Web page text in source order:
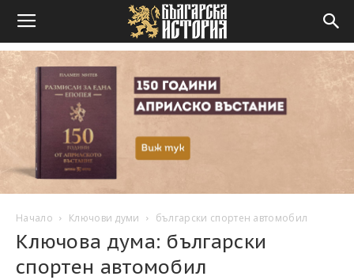
Начало Ключови думи български спортен автомобил
Ключова дума: български
спортен автомобил